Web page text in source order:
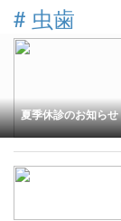
# 虫歯
夏季休診のお知らせ